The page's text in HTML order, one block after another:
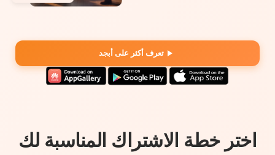
تعرف أكثر على أبجد
اختر خطة الاشتراك المناسبة لك